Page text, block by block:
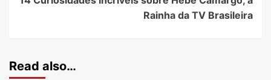
Rainha da TV Brasileira
Read also…